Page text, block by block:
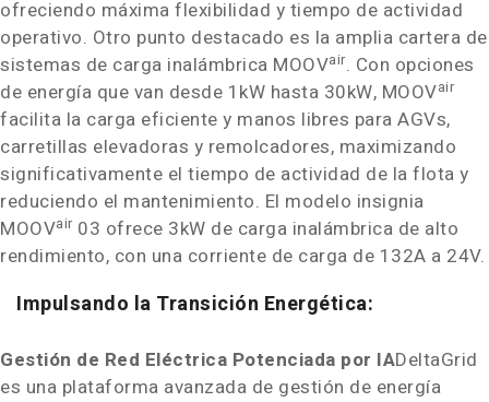
ofreciendo máxima flexibilidad y tiempo de actividad
operativo. Otro punto destacado es la amplia cartera de
sistemas de carga inalámbrica MOOVair. Con opciones
de energía que van desde 1kW hasta 30kW, MOOVair
facilita la carga eficiente y manos libres para AGVs,
carretillas elevadoras y remolcadores, maximizando
significativamente el tiempo de actividad de la flota y
reduciendo el mantenimiento. El modelo insignia
MOOVair 03 ofrece 3kW de carga inalámbrica de alto
rendimiento, con una corriente de carga de 132A a 24V.
Impulsando la Transición Energética:
Gestión de Red Eléctrica Potenciada por IADeltaGrid
es una plataforma avanzada de gestión de energía